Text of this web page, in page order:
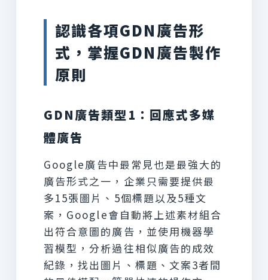
認識各項GDN廣告形
式，掌握GDN廣告製作
原則
GDN廣告類型1：回應式多媒
體廣告
Google廣告中最常見也是最強大的
廣告形式之一，企業只需要提供最
多15張圖片、5個標題以及5種文
案，Google會自動將上述素材組合
出符合意圖的廣告，並使用機器學
習模型，分析過往相似廣告的成效
紀錄，找出圖片、標題、文案3者間